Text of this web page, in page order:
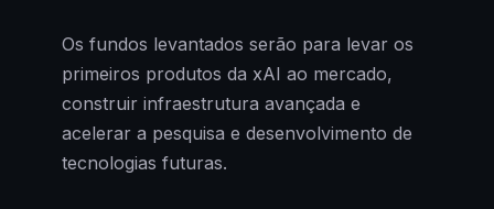
Os fundos levantados serão para levar os
primeiros produtos da xAI ao mercado,
construir infraestrutura avançada e
acelerar a pesquisa e desenvolvimento de
tecnologias futuras.